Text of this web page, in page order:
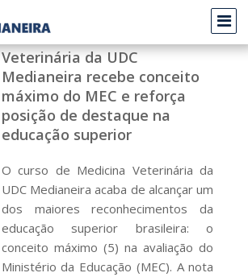
Curso de Medicina
Veterinária da UDC
Medianeira recebe conceito
máximo do MEC e reforça
posição de destaque na
educação superior
O curso de Medicina Veterinária da
UDC Medianeira acaba de alcançar um
dos maiores reconhecimentos da
educação superior brasileira: o
conceito máximo (5) na avaliação do
Ministério da Educação (MEC). A nota